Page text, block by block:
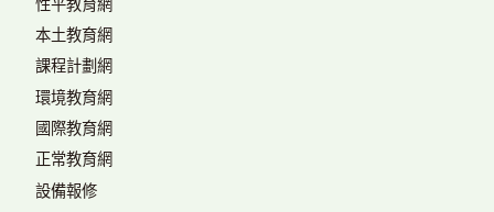
本土教育網
課程計劃網
環境教育網
國際教育網
正常教育網
設備報修